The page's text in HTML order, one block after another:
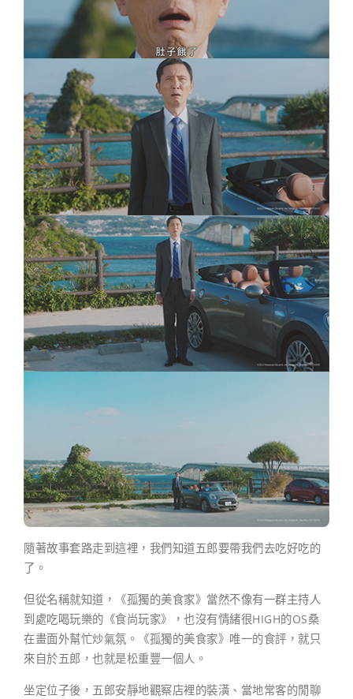
隨著故事套路走到這裡，我們知道五郎要帶我們去吃好吃的
了。
但從名稱就知道，《孤獨的美食家》當然不像有一群主持人
到處吃喝玩樂的《食尚玩家》，也沒有情緒很HIGH的OS桑
在畫面外幫忙炒氣氛。《孤獨的美食家》唯一的食評，就只
來自於五郎，也就是松重豐一個人。
坐定位子後，五郎安靜地觀察店裡的裝潢、當地常客的閒聊